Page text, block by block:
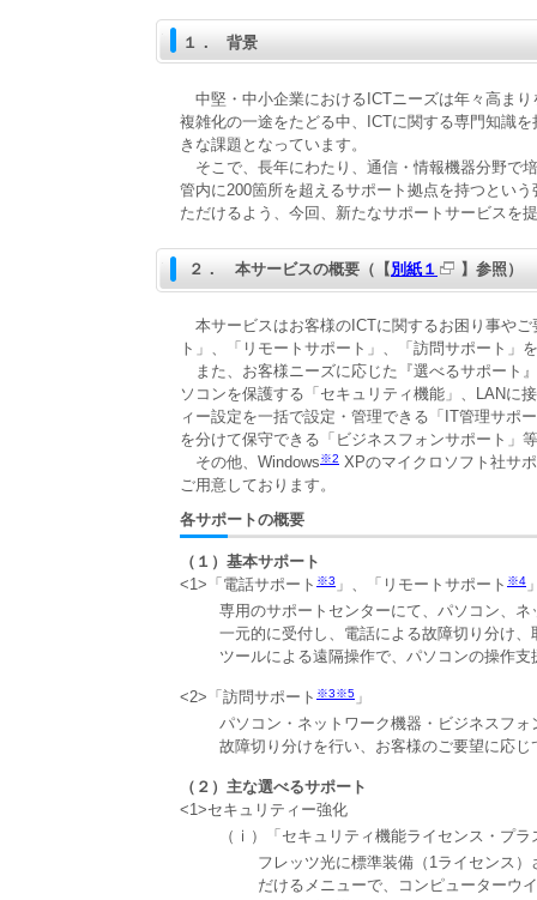
１． 背景
中堅・中小企業におけるICTニーズは年々高ま
複雑化の一途をたどる中、ICTに関する専門知識
きな課題となっています。
そこで、長年にわたり、通信・情報機器分野で
管内に200箇所を超えるサポート拠点を持つとい
ただけるよう、今回、新たなサポートサービスを
２． 本サービスの概要（【別紙１ 】参照）
本サービスはお客様のICTに関するお困り事や
ト」、「リモートサポート」、「訪問サポート」
また、お客様ニーズに応じた『選べるサポート
ソコンを保護する「セキュリティ機能」、LANに
ィー設定を一括で設定・管理できる「IT管理サポ
を分けて保守できる「ビジネスフォンサポート」
その他、Windows※2 XPのマイクロソフト社サ
ご用意しております。
各サポートの概要
（１）基本サポート
<1>「電話サポート ※3 」、「リモートサポート ※4
専用のサポートセンターにて、パソコン、
一元的に受付し、電話による故障切り分け
ツールによる遠隔操作で、パソコンの操作支
<2>「訪問サポート ※3※5 」
パソコン・ネットワーク機器・ビジネスフ
故障切り分けを行い、お客様のご要望に応じ
（２）主な選べるサポート
<1>セキュリティー強化
（ⅰ）「セキュリティ機能ライセンス・プラ
フレッツ光に標準装備（1ライセンス
だけるメニューで、コンピューターウ